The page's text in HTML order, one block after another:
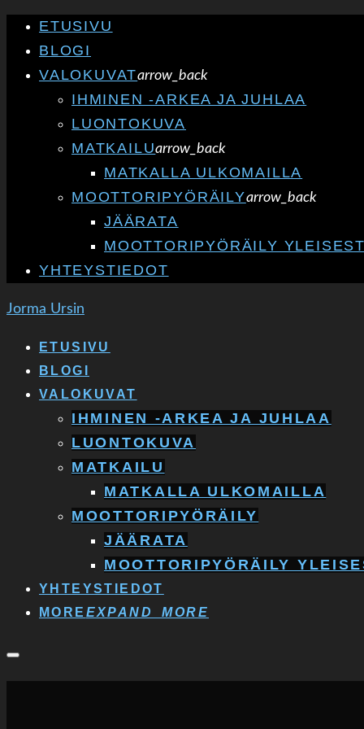
ETUSIVU
BLOGI
VALOKUVATarrow_back
IHMINEN -ARKEA JA JUHLAA
LUONTOKUVA
MATKAILUarrow_back
MATKALLA ULKOMAILLA
MOOTTORIPYÖRÄILYarrow_back
JÄÄRATA
MOOTTORIPYÖRÄILY
YHTEYSTIEDOT
Jorma Ursin
ETUSIVU
BLOGI
VALOKUVAT
IHMINEN -ARKEA JA JUHLAA
LUONTOKUVA
MATKAILU
MATKALLA ULKOMAILLA
MOOTTORIPYÖRÄILY
JÄÄRATA
MOOTTORIPYÖRÄILY
YHTEYSTIEDOT
MORE EXPAND_MORE